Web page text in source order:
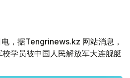
，据Tengrinews.kz 网站消息，
学员被中国人民解放军大连舰艇